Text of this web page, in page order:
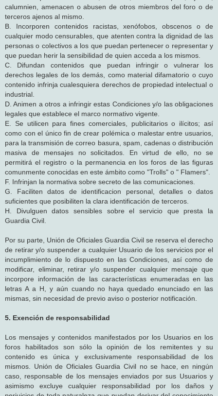
calumnien, amenacen o abusen de otros miembros del foro o de
terceros ajenos al mismo.
B. Incorporen contenidos racistas, xenófobos, obscenos o de
cualquier modo censurables, que atenten contra la dignidad de las
personas o colectivos a los que puedan pertenecer o representar y
que puedan herir la sensibilidad de quien acceda a los mismos.
C. Difundan contenidos que puedan infringir o vulnerar los
derechos legales de los demás, como material difamatorio o cuyo
contenido infrinja cualesquiera derechos de propiedad intelectual o
industrial.
D. Animen a otros a infringir estas Condiciones y/o las obligaciones
legales que establece el marco normativo vigente.
E. Se utilicen para fines comerciales, publicitarios o ilícitos; así
como con el único fin de crear polémica o malestar entre usuarios,
para la transmisión de correo basura, spam, cadenas o distribución
masiva de mensajes no solicitados. En virtud de ello, no se
permitirá el registro o la permanencia en los foros de las figuras
comunmente conocidas en este ámbito como "Trolls" o " Flamers".
F. Infrinjan la normativa sobre secreto de las comunicaciones.
G. Faciliten datos de identificacion personal, detalles o datos
suficientes que posibiliten la clara identificación de terceros.
H. Divulguen datos sensibles sobre el servicio que presta la
Guardia Civil.
Por su parte, Unión de Oficiales Guardia Civil se reserva el derecho
de retirar y/o suspender a cualquier Usuario de los servicios por el
incumplimiento de lo dispuesto en las Condiciones, así como de
modificar, eliminar, retirar y/o suspender cualquier mensaje que
incorpore información de las características enumeradas en las
letras A a H, y aún cuando no haya quedado enunciado en las
mismas, sin necesidad de previo aviso o posterior notificación.
5. Exención de responsabilidad
Los mensajes y contenidos manifestados por los Usuarios en los
foros habilitados son sólo la opinión de los remitentes y su
contenido es única y exclusivamente responsabilidad de los
mismos. Unión de Oficiales Guardia Civil no se hace, en ningún
caso, responsable de los mensajes enviados por sus Usuarios y
asimismo excluye cualquier responsabilidad por los daños y